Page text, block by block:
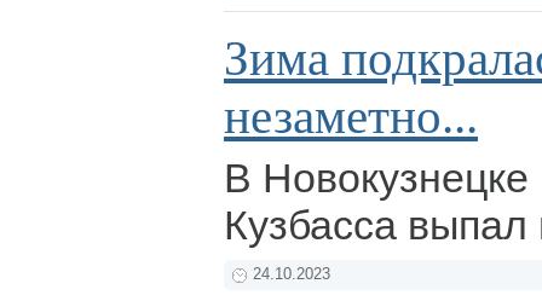
Зима
незаметно...
В Новокузнецке
Кузбасса
24.10.2023